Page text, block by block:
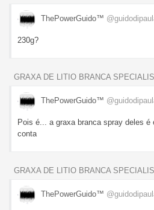
ThePowerGuido™
230g?
GRAXA DE LITIO BRANCA
ThePowerGuido™
Pois é... a graxa branca spray deles é
conta
GRAXA DE LITIO BRANCA
ThePowerGuido™